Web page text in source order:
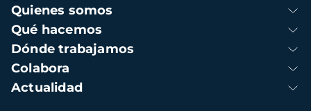
Navegación
principal
Quienes somos
Qué hacemos
Dónde trabajamos
Colabora
Actualidad